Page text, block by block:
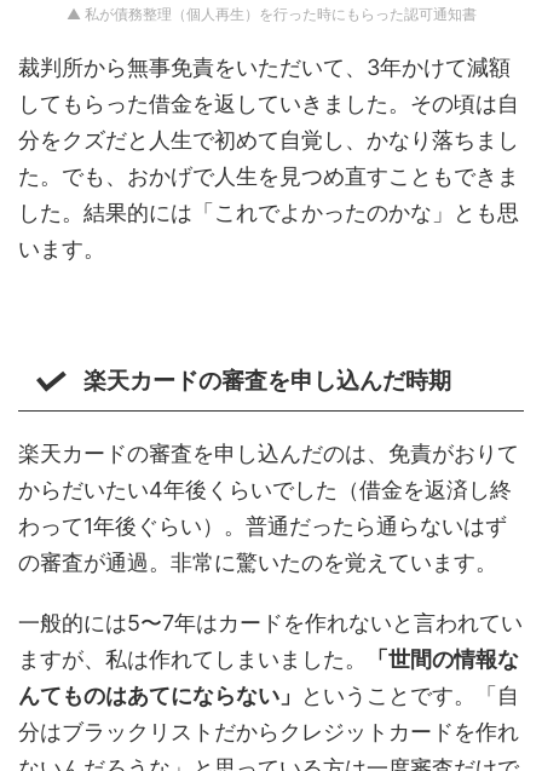
▲ 私が債務整理（個人再生）を行った時にもらった認可通知書
裁判所から無事免責をいただいて、3年かけて減額
してもらった借金を返していきました。その頃は自
分をクズだと人生で初めて自覚し、かなり落ちまし
た。でも、おかげで人生を見つめ直すこともできま
した。結果的には「これでよかったのかな」とも思
います。
楽天カードの審査を申し込んだ時期
楽天カードの審査を申し込んだのは、免責がおりて
からだいたい4年後くらいでした（借金を返済し終
わって1年後ぐらい）。普通だったら通らないはず
の審査が通過。非常に驚いたのを覚えています。
一般的には5〜7年はカードを作れないと言われてい
ますが、私は作れてしまいました。
「世間の情報な
んてものはあてにならない」
ということです。「自
分はブラックリストだからクレジットカードを作れ